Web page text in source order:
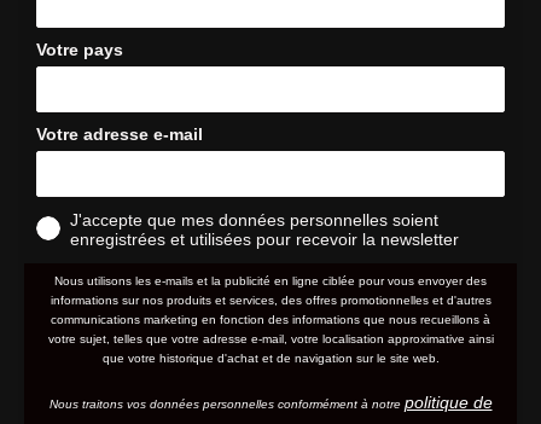
Votre pays
Votre adresse e-mail
J'accepte que mes données personnelles soient
enregistrées et utilisées pour recevoir la newsletter
Nous utilisons les e-mails et la publicité en ligne ciblée pour vous envoyer des
informations sur nos produits et services, des offres promotionnelles et d'autres
communications marketing en fonction des informations que nous recueillons à
votre sujet, telles que votre adresse e-mail, votre localisation approximative ainsi
que votre historique d'achat et de navigation sur le site web.
Nous traitons vos données personnelles conformément à notre politique de